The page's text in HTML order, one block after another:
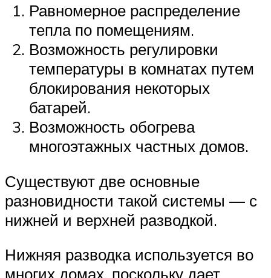
Равномерное распределение
тепла по помещениям.
Возможность регулировки
температуры в комнатах путем
блокирования некоторых
батарей.
Возможность обогрева
многоэтажных частных домов.
Существуют две основные
разновидности такой системы — с
нижней и верхней разводкой.
Нижняя разводка используется во
многих домах, поскольку дает